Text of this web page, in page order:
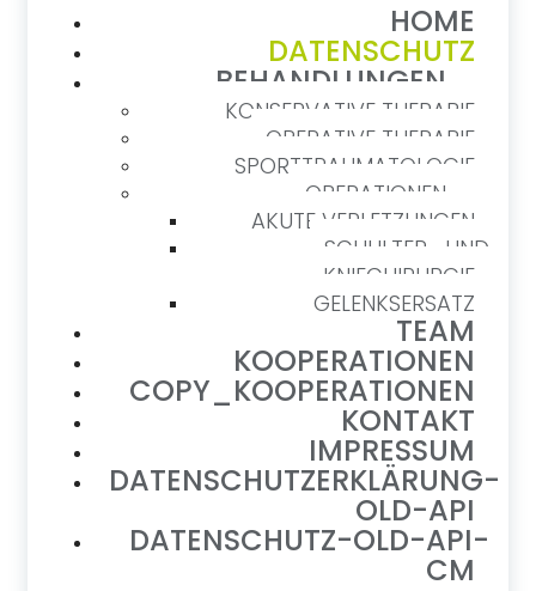
HOME
DATENSCHUTZ
BEHANDLUNGEN
KONSERVATIVE THERAPIE
OPERATIVE THERAPIE
SPORTTRAUMATOLOGIE
OPERATIONEN
AKUTE VERLETZUNGEN
SCHULTER- UND
KNIECHIRURGIE
GELENKSERSATZ
TEAM
KOOPERATIONEN
COPY_KOOPERATIONEN
KONTAKT
IMPRESSUM
DATENSCHUTZERKLÄRUNG-
OLD-API
DATENSCHUTZ-OLD-API-
CM